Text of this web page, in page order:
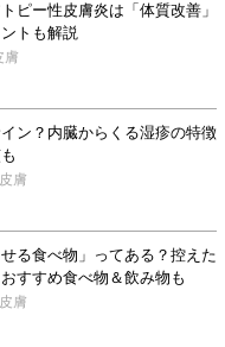
ピー性皮膚炎は「体質改善」
トも解説
膚
イン？内臓からくる湿疹の特徴
膚
せる食べ物」ってある？控えた
すすめ食べ物＆飲み物も
膚